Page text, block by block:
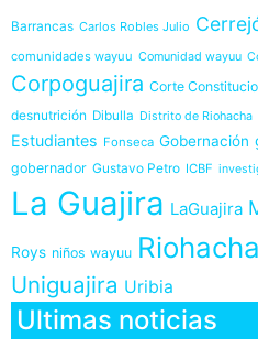
Barrancas Carlos Robles Julio
comunidades wayuu Comunidad wayuu
Corpoguajira Corte
desnutrición Dibulla Distrito de Riohacha
Estudiantes Fonseca Gobernación
gobernador Gustavo Petro ICBF
La Guajira LaGuajira
Roys niños wayuu Riohacha
Uniguajira Uribia
Ultimas noticias